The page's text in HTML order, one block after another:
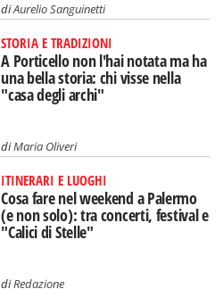
diAurelio Sanguinetti
STORIA E TRADIZIONI
A Porticello non l'hai notata ma ha
una bella storia: chi visse nella
"casa degli archi"
diMaria Oliveri
ITINERARI E LUOGHI
Cosa fare nel weekend a Palermo
(e non solo): tra concerti, festival e
"Calici di Stelle"
diRedazione